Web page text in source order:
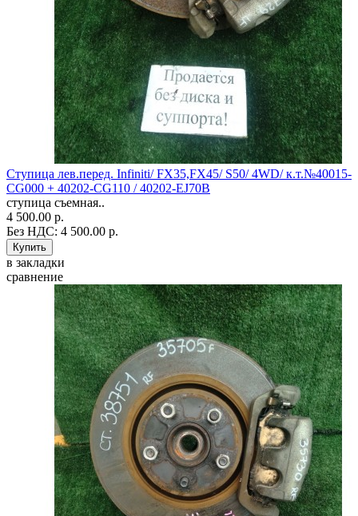
Ступица лев.перед. Infiniti/ FX35,FX45/ S50/ 4WD/ к.т.№40015-
CG000 + 40202-CG110 / 40202-EJ70B
ступица съемная..
4 500.00 р.
Без НДС: 4 500.00 р.
в закладки
сравнение